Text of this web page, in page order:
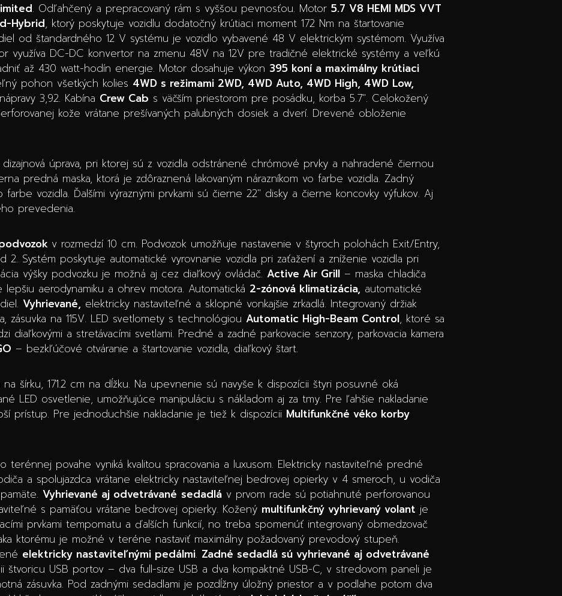
. Odľahčený a prepracovaný rám s vyššou pevnosťou. Motor 5.7 V8 HEMI MDS VVT
Hybrid, ktorý poskytuje vozidlu dodatočný krútiaci moment 172 Nm na štartovanie
od štandardného 12 V systému je vozidlo vybavené 48 V elektrickým systémom. Využíva
využíva DC-DC konvertor na zmenu 48V na 12V pre tradičné elektrické systémy a veľkú
až 430 watt-hodín energie. Motor dosahuje výkon 395 koní a maximálny krútiaci
pohon všetkých kolies 4WD s režimami 2WD, 4WD Auto, 4WD High, 4WD Low,
3,92. Kabína Crew Cab s väčším priestorom pre posádku, korba 5.7″. Celokožený
kože vrátane prešívaných palubných dosiek a dverí. Drevené obloženie
úprava, pri ktorej sú z vozidla odstránené chrómové prvky a nahradené čiernou
predná maska, ktorá je zdôraznená lakovaným nárazníkom vo farbe vozidla. Zadný
farbe vozidla. Ďalšími výraznými prvkami sú čierne 22″ disky a čierne koncovky výfukov. Aj
prevedenia.
v rozmedzí 10 cm. Podvozok umožňuje nastavenie v štyroch polohách Exit/Entry,
2. Systém poskytuje automatické vyrovnanie vozidla pri zaťažení a zníženie vozidla pri
výšky podvozku je možná aj cez diaľkový ovládač. Active Air Grill – maska chladiča
lepšiu aerodynamiku a ohrev motora. Automatická 2-zónová klimatizácia, automatické
Vyhrievané, elektricky nastaviteľné a sklopné vonkajšie zrkadlá. Integrovaný držiak
na 115V. LED svetlomety s technológiou Automatic High-Beam Control, ktoré sa
diaľkovými a stretávacími svetlami. Predné a zadné parkovacie senzory, parkovacia kamera
– bezkľúčové otváranie a štartovanie vozidla, diaľkový štart.
šírku, 171.2 cm na dĺžku. Na upevnenie sú navyše k dispozícii štyri posuvné oká
LED osvetlenie, umožňujúce manipuláciu s nákladom aj za tmy. Pre ľahšie nakladanie
prístup. Pre jednoduchšie nakladanie je tiež k dispozícii Multifunkčné véko korby
terénnej povahe vyniká kvalitou spracovania a luxusom. Elektricky nastaviteľné predné
a spolujazdca vrátane elektricky nastaviteľnej bedrovej opierky v 4 smeroch, u vodiča
Vyhrievané aj odvetrávané sedadlá v prvom rade sú potiahnuté perforovanou
s pamäťou vrátane bedrovej opierky. Kožený multifunkčný vyhrievaný volant je
prvkami tempomatu a ďalších funkcií, no treba spomenúť integrovaný obmedzovač
ktorému je možné v teréne nastaviť maximálny požadovaný prevodový stupeň.
elektricky nastaviteľnými pedálmi. Zadné sedadlá sú vyhrievané aj odvetrávané
štvoricu USB portov – dva full-size USB a dva kompaktné USB-C, v stredovom paneli je
zásuvka. Pod zadnými sedadlami je pozdĺžny úložný priestor a v podlahe potom dva